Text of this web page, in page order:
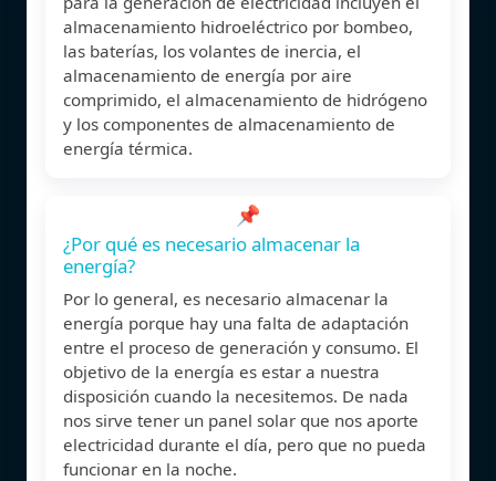
almacenamiento hidroeléctrico por bombeo,
las baterías, los volantes de inercia, el
almacenamiento de energía por aire
comprimido, el almacenamiento de hidrógeno
y los componentes de almacenamiento de
energía térmica.
📌
¿Por qué es necesario almacenar la
energía?
Por lo general, es necesario almacenar la
energía porque hay una falta de adaptación
entre el proceso de generación y consumo. El
objetivo de la energía es estar a nuestra
disposición cuando la necesitemos. De nada
nos sirve tener un panel solar que nos aporte
electricidad durante el día, pero que no pueda
funcionar en la noche.